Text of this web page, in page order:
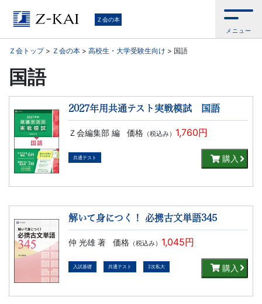
学
習
参
考
か
ら、
語
学
書、
幼
Ｚ会の本
メニュー
Ｚ会トップ> Ｚ会の本 > 高校生・大学受験生向け > 国語
国語
2027年用共通テスト実戦模試 国語
Ｚ会編集部 編 価格（税込み） 1,760円
共通テスト 購入
解いて身につく！ 必携古文単語345
仲 光雄 著 価格（税込み） 1,045円
入試基礎 共通テスト 2次私大 購入